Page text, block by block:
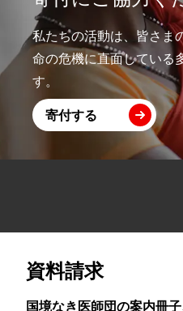
私たちの活動は、皆さま
命の危機に直面している
す。
寄付する
資料請求
国境なき医師団の案内冊